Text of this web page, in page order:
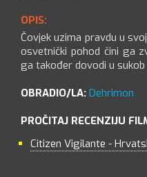
OPIS:
Čovjek uzima pravdu u
osvetnički pohod čini ga
ga također dovodi u
OBRADIO/LA: Dehrimon
PROČITAJ RECENZIJU
Citizen Vigilante -